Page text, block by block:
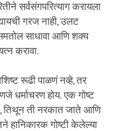
सर्वसंगपरित्याग करायला
गरज नाही, उलट
साधावा आणि शक्य
करावा.
रूढी पाळणं नव्हे, तर
धर्माचरण होय. एक गोष्ट
तिथून ती नरकात जाते आणि
हानिकारक गोष्टी केलेल्या